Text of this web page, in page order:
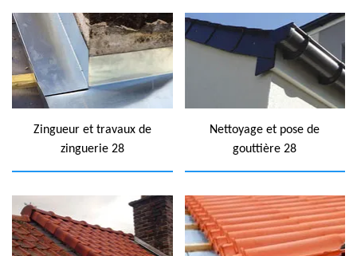
Zingueur et travaux de
zinguerie 28
Nettoyage et pose de
gouttière 28